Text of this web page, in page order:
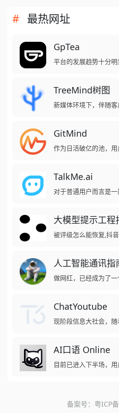
最热网址
GpTea
平台的发展趋势十分
TreeMind树图
新媒体环境下，伴随
GitMind
作为日活破亿的池，
TalkMe.ai
对于普通用户而言是
大模型提示工程
被评级怎么能恢复,抖
人工智能通讯指
做网红，已经成为了
ChatYoutube
现阶段信息大社会，
AI口语 Online
目前已进入下半场，
备案号： 粤ICP